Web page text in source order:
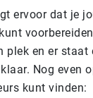
ervoor dat je
plek en er staat
Nog even
kunt vinden: